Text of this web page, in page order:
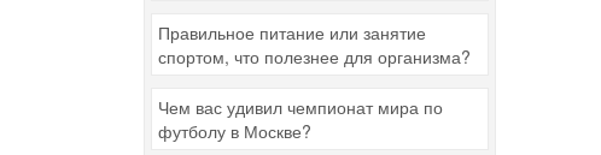
Правильное питание или занятие
спортом, что полезнее для организма?
Чем вас удивил чемпионат мира по
футболу в Москве?